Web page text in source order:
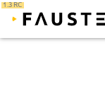
1.3 RC